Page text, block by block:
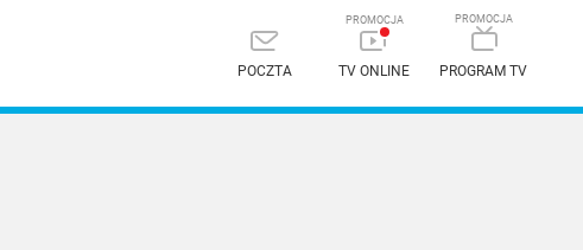
POCZTA TV ONLINE PROGRAM TV